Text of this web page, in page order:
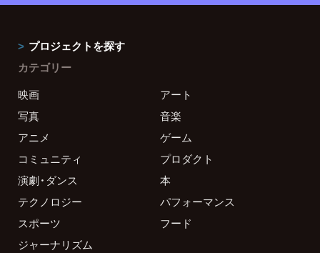
プロジェクトを探す
カテゴリー
映画
アート
写真
音楽
アニメ
ゲーム
コミュニティ
プロダクト
演劇・ダンス
本
テクノロジー
パフォーマンス
スポーツ
フード
ジャーナリズム